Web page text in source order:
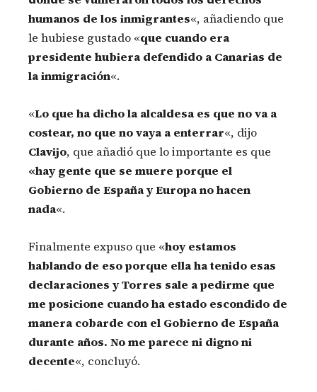
humanos de los inmigrantes«, añadiendo que
le hubiese gustado «que cuando era
presidente hubiera defendido a Canarias de
la inmigración«.
«Lo que ha dicho la alcaldesa es que no va a
costear, no que no vaya a enterrar«, dijo
Clavijo, que añadió que lo importante es que
«hay gente que se muere porque el
Gobierno de España y Europa no hacen
nada«.
Finalmente expuso que «hoy estamos
hablando de eso porque ella ha tenido esas
declaraciones y Torres sale a pedirme que
me posicione cuando ha estado escondido de
manera cobarde con el Gobierno de España
durante años. No me parece ni digno ni
decente«, concluyó.